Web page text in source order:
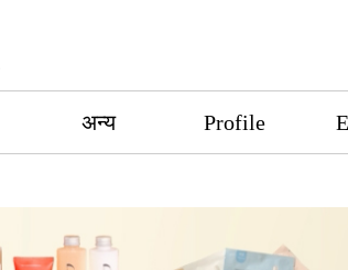
अन्य Profile